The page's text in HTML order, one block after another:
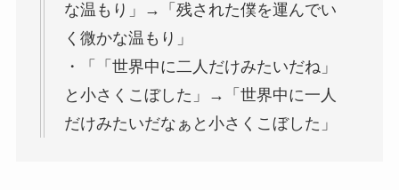
な温もり」→「残された僕を運んでい
く微かな温もり」
・「「世界中に二人だけみたいだね」
と小さくこぼした」→「世界中に一人
だけみたいだなぁと小さくこぼした」